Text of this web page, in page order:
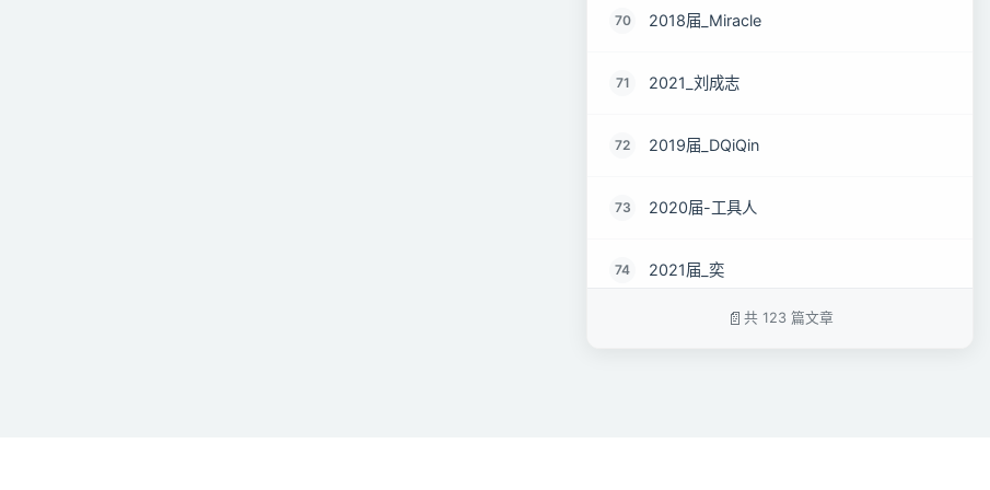
70 2018届_Miracle
71 2021_刘成志
72 2019届_DQiQin
73 2020届-工具人
74 2021届_奕
共 123 篇文章